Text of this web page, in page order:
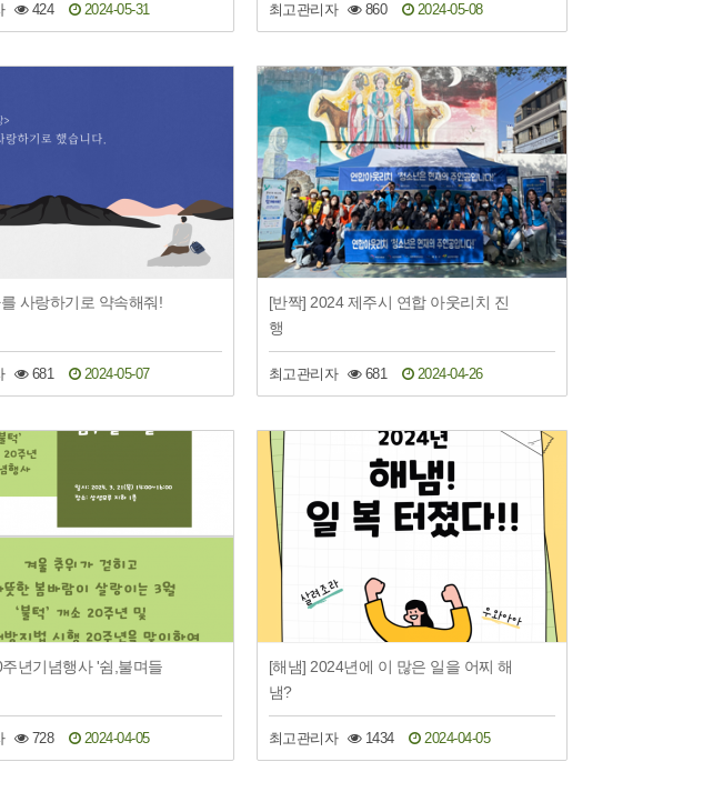
424 2024-05-31 최고관리자 860 2024-05-08
사랑하기로 약속해줘!
681 2024-05-07
[반짝] 2024 제주시 연합 아웃리치 진
행
최고관리자 681 2024-04-26
년기념행사 '쉼,불며들
728 2024-04-05
[해냄] 2024년에 이 많은 일을 어찌 해
냄?
최고관리자 1434 2024-04-05